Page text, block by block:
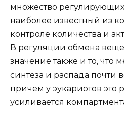
множество
наиболее известный из
контроле количества и
В регуляции обмена
значение также и то, что
синтеза и распада почти
причем у эукариотов это
усиливается